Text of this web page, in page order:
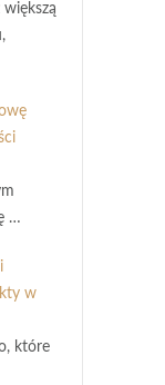
…
w
które